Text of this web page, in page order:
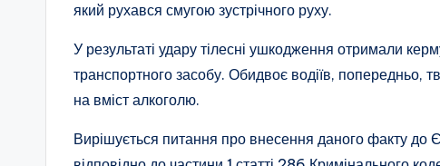
який рухався смугою зустрічного руху.
У результаті удару тілесні ушкодження отримали
транспортного засобу. Обидвоє водіїв, попередньо,
на вміст алкоголю.
Вирішується питання про внесення даного факту до